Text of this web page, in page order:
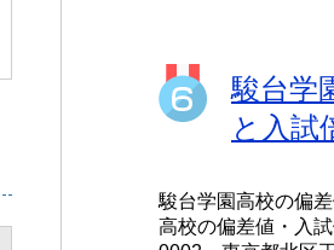
駿台学
と入試
駿台学園高校の偏
高校の偏差値・入